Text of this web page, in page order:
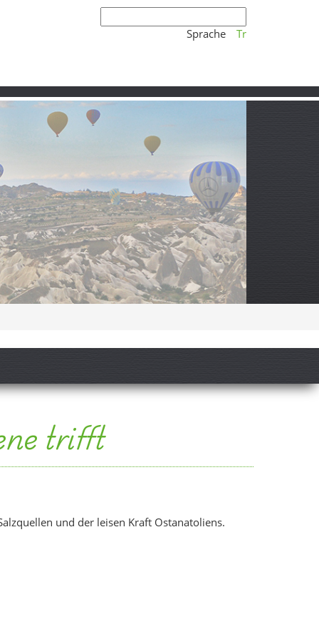
Sprache Tr
trifft
und der leisen Kraft Ostanatoliens.